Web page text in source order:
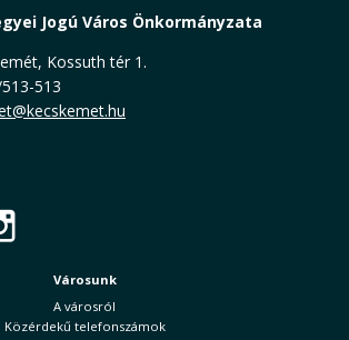
Jogú Város Önkormányzata
Kossuth tér 1.
513
Városunk
A városról
Közérdekű telefonszámok